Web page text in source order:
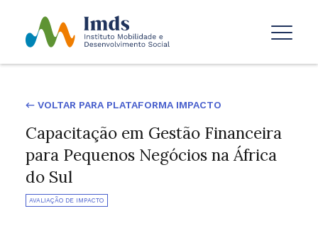
← VOLTAR PARA PLATAFORMA IMPACTO
Capacitação em Gestão Financeira
para Pequenos Negócios na África
do Sul
AVALIAÇÃO DE IMPACTO